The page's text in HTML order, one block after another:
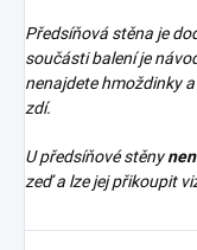
Předsíňová stěna je
součásti balení je
nenajdetehmoždinky
zdí.
U předsíňové stěny
zeď a lze jej přikoupit